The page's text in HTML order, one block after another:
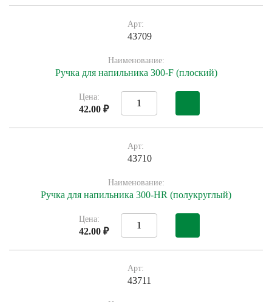
Арт:
43709
Наименование:
Ручка для напильника 300-F (плоский)
Цена:
42.00 ₽
Арт:
43710
Наименование:
Ручка для напильника 300-HR (полукруглый)
Цена:
42.00 ₽
Арт:
43711